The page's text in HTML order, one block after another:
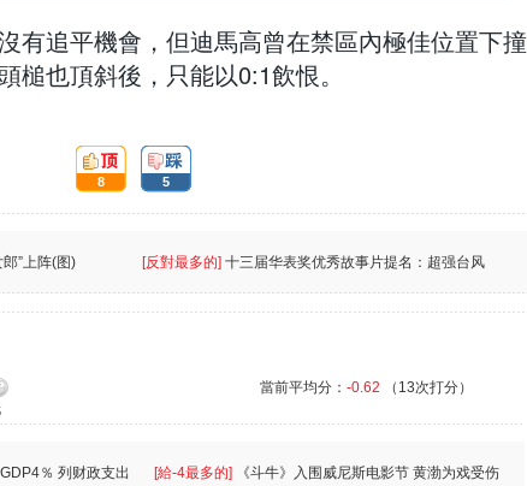
有追平機會，但迪馬高曾在禁區內極佳位置下撞
槌也頂斜後，只能以0:1飲恨。
頂:
8
踩:
5
”上阵(图) [反對最多的] 十三届华表奖优秀故事片提名：超强台风
當前平均分： -0.62 （13次打分）
％ 列财政支出
[給-4最多的]
《斗牛》入围威尼斯电影节 黄渤为戏受伤